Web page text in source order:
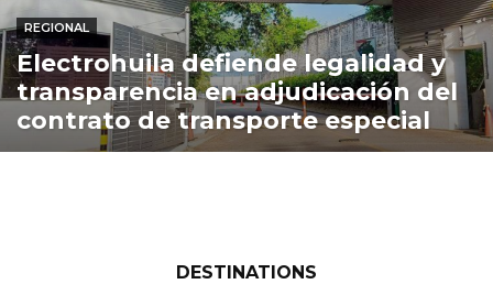
REGIONAL
Electrohuila defiende legalidad y
transparencia en adjudicación del
contrato de transporte especial
DESTINATIONS